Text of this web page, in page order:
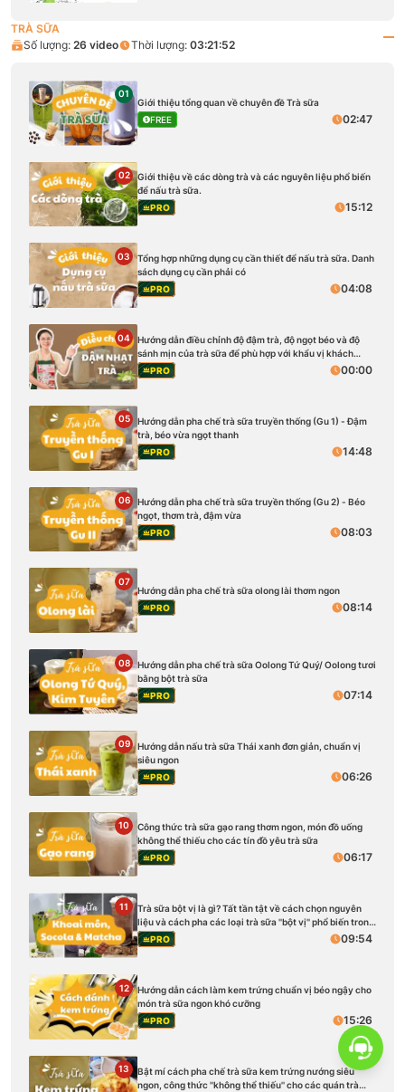
TRÀ SỮA
Số lượng: 26 video Thời lượng: 03:21:52
01
Giới thiệu tổng quan về chuyên đề Trà sữa
FREE
02:47
02
Giới thiệu về các dòng trà và các nguyên liệu phổ biến
để nấu trà sữa.
PRO
15:12
03
Tổng hợp những dụng cụ cần thiết để nấu trà sữa. Danh
sách dụng cụ cần phải có
PRO
04:08
04
Hướng dẫn điều chỉnh độ đậm trà, độ ngọt béo và độ
sánh mịn của trà sữa để phù hợp với khẩu vị khách
hàngPRO 00:00
05
Hướng dẫn pha chế trà sữa truyền thống (Gu 1) - Đậm
trà, béo vừa ngọt thanh
PRO
14:48
06
Hướng dẫn pha chế trà sữa truyền thống (Gu 2) - Béo
ngọt, thơm trà, đậm vừa
PRO
08:03
07
Hướng dẫn pha chế trà sữa olong lài thơm ngon
PRO
08:14
08
Hướng dẫn pha chế trà sữa Oolong Tứ Quý/ Oolong tươi
bằng bột trà sữa
PRO
07:14
09
Hướng dẫn nấu trà sữa Thái xanh đơn giản, chuẩn vị
siêu ngon
PRO
06:26
10
Công thức trà sữa gạo rang thơm ngon, món đồ uống
không thể thiếu cho các tín đồ yêu trà sữa
PRO
06:17
11
Trà sữa bột vị là gì? Tất tần tật về cách chọn nguyên
liệu và cách pha các loại trà sữa ''bột vị'' phổ biến trong
kinh doanh
PRO 09:54
12
Hướng dẫn cách làm kem trứng chuẩn vị béo ngậy cho
món trà sữa ngon khó cưỡng
PRO
15:26
13
Bật mí cách pha chế trà sữa kem trứng nướng siêu
ngon, công thức ''không thể thiếu'' cho các quán trà